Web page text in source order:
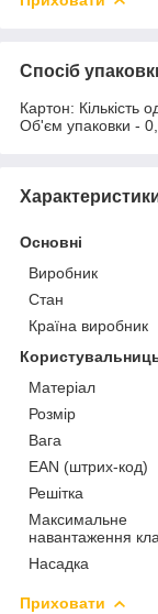
Спосіб
Картон: Кількість
Об'єм упаковки -
Основні
Виробник
Стан
Країна виробник
Матеріал
Розмір
Вага
EAN (штрих-код)
Решітка
Максимальне
навантаження
Насадка
Приховати